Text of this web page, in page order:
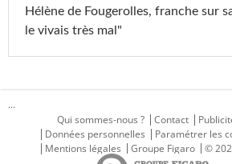
Hélène de Fougerolles, franche sur
le vivais très mal"
...
Qui sommes-nous ?
Contact
Données personnelles
Paramétrer les
Mentions légales
Groupe Figaro ©